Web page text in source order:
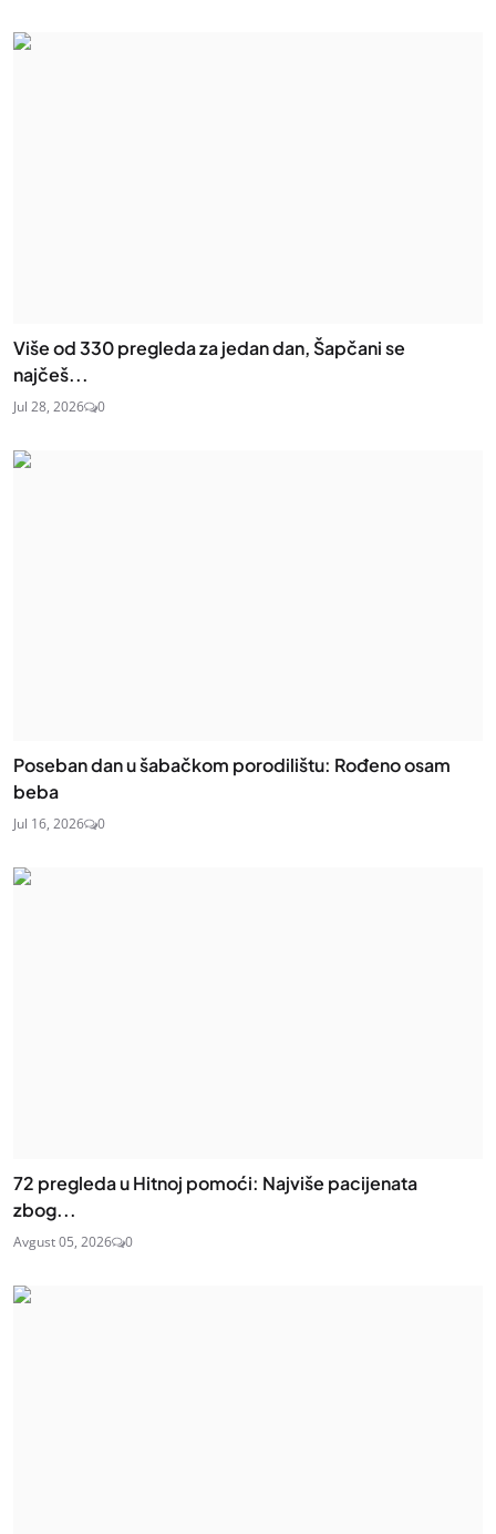
Više od 330 pregleda za jedan dan, Šapčani se
najčeš...
Jul 28, 2026 0
Poseban dan u šabačkom porodilištu: Rođeno osam
beba
Jul 16, 2026 0
72 pregleda u Hitnoj pomoći: Najviše pacijenata
zbog...
Avgust 05, 2026 0